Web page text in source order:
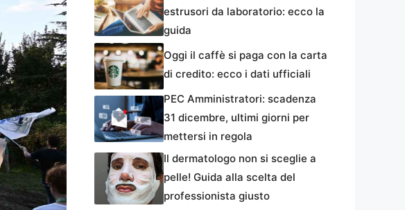
estrusori da laboratorio: ecco la
guida
Oggi il caffè si paga con la carta
di credito: ecco i dati ufficiali
PEC Amministratori: scadenza
31 dicembre, ultimi giorni per
mettersi in regola
Il dermatologo non si sceglie a
pelle! Guida alla scelta del
professionista giusto